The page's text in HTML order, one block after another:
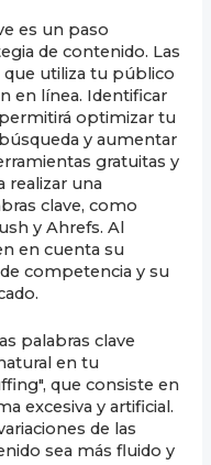
es un paso
de contenido. Las
utiliza tu público
en línea. Identificar
optimizar tu
y aumentar
gratuitas y
realizar una
clave, como
y Ahrefs. Al
en cuenta su
competencia y su
palabras clave
en tu
que consiste en
excesiva y artificial.
de las
sea más fluido y